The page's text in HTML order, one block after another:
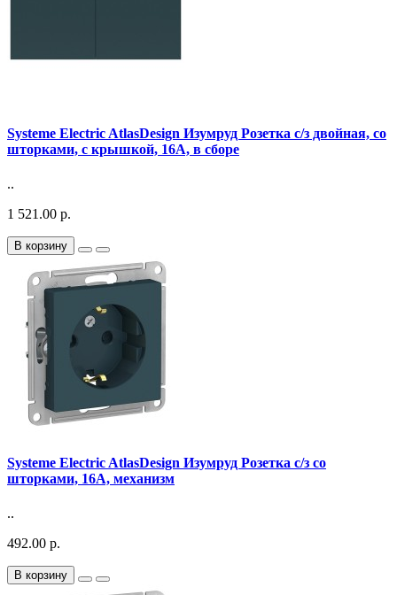
Systeme Electric AtlasDesign Изумруд Розетка с/з двойная, со
шторками, с крышкой, 16А, в сборе
..
1 521.00 р.
В корзину
Systeme Electric AtlasDesign Изумруд Розетка с/з со
шторками, 16А, механизм
..
492.00 р.
В корзину